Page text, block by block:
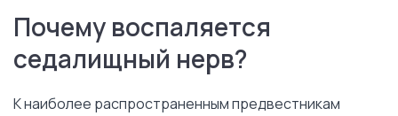
Почему воспаляется
седалищный нерв?
К наиболее распространенным предвестникам